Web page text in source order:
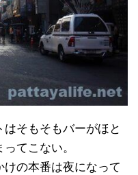
そもそもバーがほと
てこない。
の本番は夜になって